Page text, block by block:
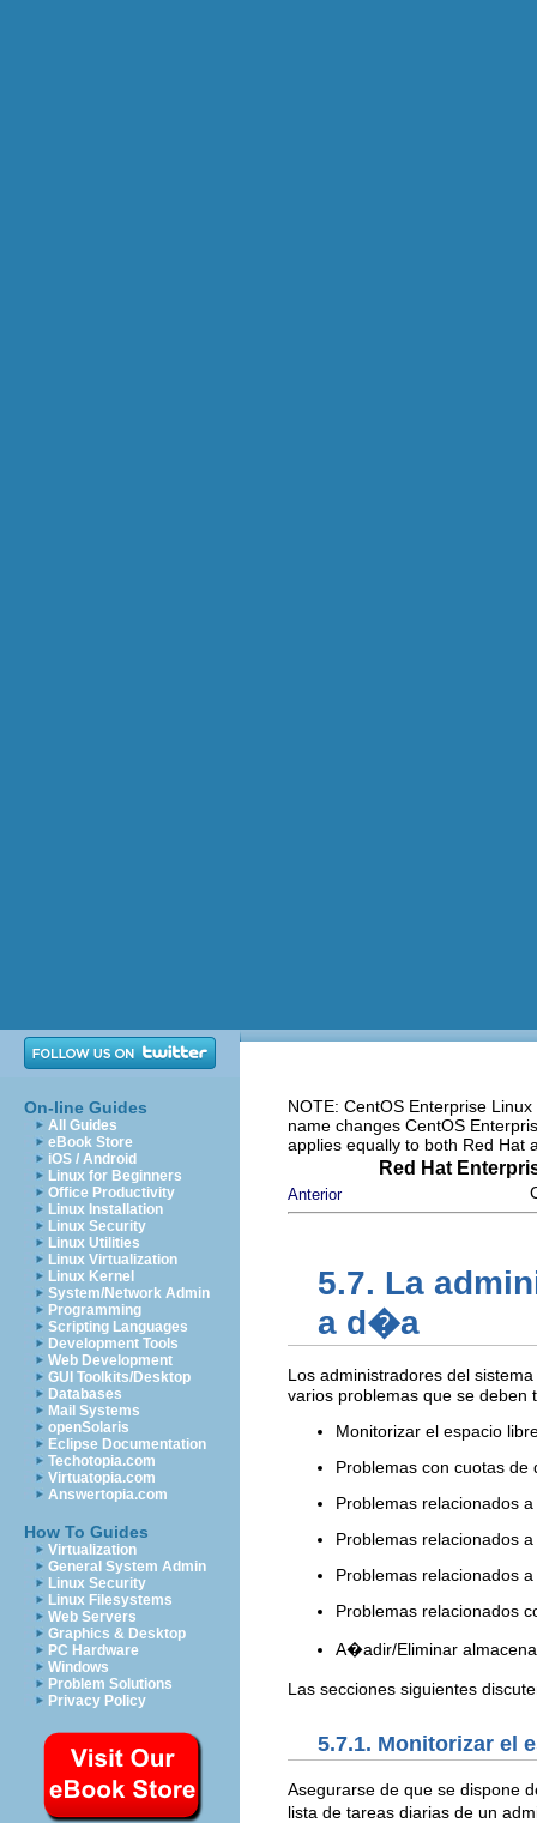
On-line Guides
All Guides
eBook Store
iOS / Android
Linux for Beginners
Office Productivity
Linux Installation
Linux Security
Linux Utilities
Linux Virtualization
Linux Kernel
System/Network Admin
Programming
Scripting Languages
Development Tools
Web Development
GUI Toolkits/Desktop
Databases
Mail Systems
openSolaris
Eclipse Documentation
Techotopia.com
Virtuatopia.com
Answertopia.com
How To Guides
Virtualization
General System Admin
Linux Security
Linux Filesystems
Web Servers
Graphics & Desktop
PC Hardware
Windows
Problem Solutions
Privacy Policy
NOTE: CentOS Enterprise
name changes CentOS
applies equally to both Red Hat
Red Hat
Anterior
5.7. La
a d�a
Los administradores del
varios problemas que se deben
Monitorizar el espacio
Problemas con cuotas de
Problemas relacionados
Problemas relacionados
Problemas relacionados
Problemas relacionados
A�adir/Eliminar
Las secciones siguientes
5.7.1. Monitorizar el
Asegurarse de que se dispone
lista de tareas diarias de un